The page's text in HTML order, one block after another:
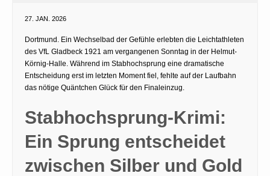
27. JAN. 2026
Dortmund. Ein Wechselbad der Gefühle erlebten die Leichtathleten
des VfL Gladbeck 1921 am vergangenen Sonntag in der Helmut-
Körnig-Halle. Während im Stabhochsprung eine dramatische
Entscheidung erst im letzten Moment fiel, fehlte auf der Laufbahn
das nötige Quäntchen Glück für den Finaleinzug.
Stabhochsprung-Krimi:
Ein Sprung entscheidet
zwischen Silber und Gold